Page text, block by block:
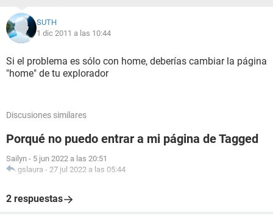
SUTH
1 dic 2011 a las 10:44
Si el problema es sólo con home, deberías cambiar la página
"home" de tu explorador
Discusiones similares
Porqué no puedo entrar a mi página de Tagged
Sailyn - 5 jun 2022 a las 20:51
gslaura - 27 jul 2022 a las 05:44
2 respuestas